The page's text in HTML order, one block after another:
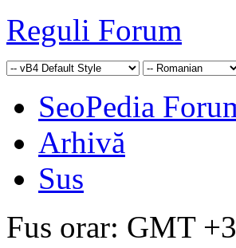
Reguli Forum
SeoPedia
Arhivă
Sus
Fus orar: GMT